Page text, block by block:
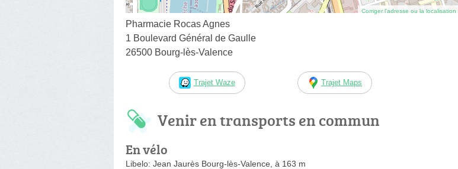
Corriger l’adresse ou la localisation
Pharmacie Rocas Agnes
1 Boulevard Général de Gaulle
26500 Bourg-lès-Valence
Trajet Waze Trajet Maps
Venir en transports en commun
En vélo
Libelo: Jean Jaurès Bourg-lès-Valence, à 163 m